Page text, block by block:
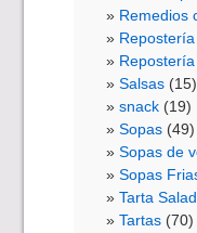
Remedios
Repostería
Salsas (15)
snack (19)
Sopas (49)
Sopas de
Sopas
Tarta
Tartas (70)